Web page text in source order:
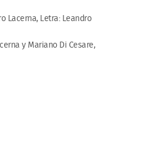
Lacerna, Letra: Leandro
y Mariano Di Cesare,